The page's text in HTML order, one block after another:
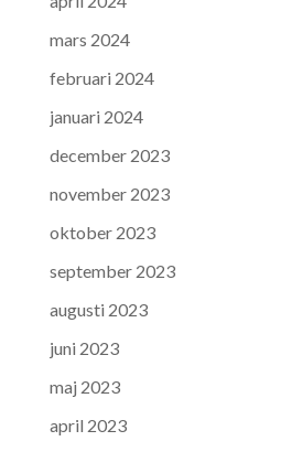
mars 2024
februari 2024
januari 2024
december 2023
november 2023
oktober 2023
september 2023
augusti 2023
juni 2023
maj 2023
april 2023